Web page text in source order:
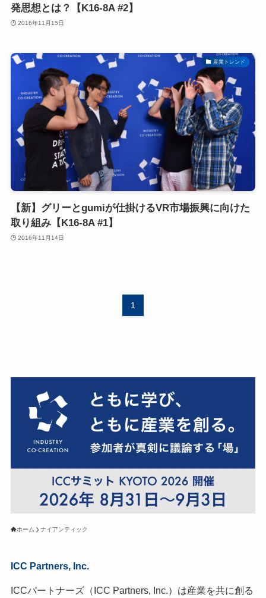
発思想とは？【K16-8A #2】
2016年11月15日
産業トレンド
【新】グリーとgumiが仕掛けるVR市場振興に向けた
取り組み【K16-8A #1】
2016年11月14日
1
ホーム ナイアンティック
ICC Partners, Inc.
ICCパートナーズ（ICC Partners, Inc.）は産業を共に創る